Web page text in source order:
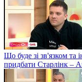
Що буде зі зв'язком та
придбати Старлінк –